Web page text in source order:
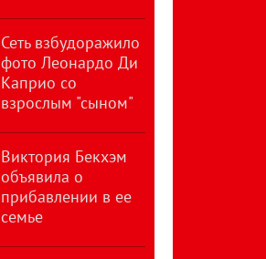
Сеть взбудоражило
фото Леонардо Ди
Каприо со
взрослым "сыном"
Виктория Бекхэм
объявила о
прибавлении в ее
семье